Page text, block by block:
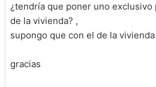
¿tendría que poner uno exclusivo
de la vivienda? ,
supongo que con el de la
gracias